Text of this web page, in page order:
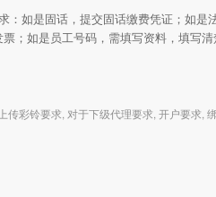
：如是固话，提交固话缴费凭证；如
；如是员工号码，需填写资料，填写
传彩铃要求,对于下级代理要求,开户要求,